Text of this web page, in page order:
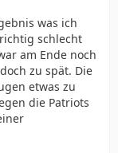
was ich
schlecht
am Ende noch
zu spät. Die
etwas zu
die Patriots